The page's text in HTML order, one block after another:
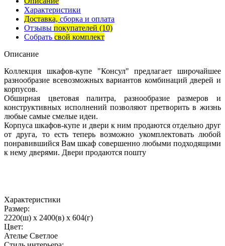
Характеристики
Доставка, сборка и оплата
Отзывы покупателей (10)
Собрать свой комплект
Описание
Коллекция шкафов-купе "Консул" предлагает широчайшее
разнообразие всевозможных вариантов комбинаций дверей и
корпусов.
Обширная цветовая палитра, разнообразие размеров и
конструктивных исполнений позволяют претворить в жизнь
любые самые смелые идеи.
Корпуса шкафов-купе и двери к ним продаются отдельно друг
от друга, то есть теперь возможно укомплектовать любой
понравившийся Вам шкаф совершенно любыми подходящими
к нему дверями. Двери продаются пошту
Характеристики
Размер:
2220(ш) x 2400(в) x 604(г)
Цвет:
Ателье Светлое